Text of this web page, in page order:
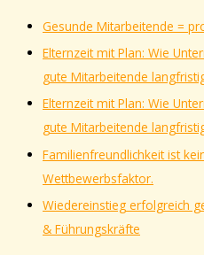
Gesunde Mitarbeitende =
Elternzeit mit Plan: Wie
gute Mitarbeitende
Elternzeit mit Plan: Wie
gute Mitarbeitende
Familienfreundlichkeit ist
Wettbewerbsfaktor.
Wiedereinstieg erfolgreich
& Führungskräfte